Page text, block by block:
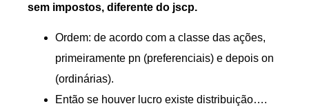
sem impostos, diferente do jscp.
Ordem: de acordo com a classe das ações,
primeiramente pn (preferenciais) e depois on
(ordinárias).
Então se houver lucro existe distribuição….